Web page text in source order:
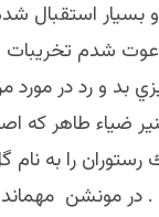
بسيار استقبال
شدم
بد و رد در
ضياء طاهر كه
را به نام
. در مونشن